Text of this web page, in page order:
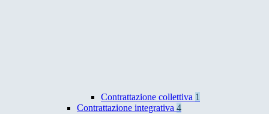
Contrattazione collettiva 1
Contrattazione integrativa 4